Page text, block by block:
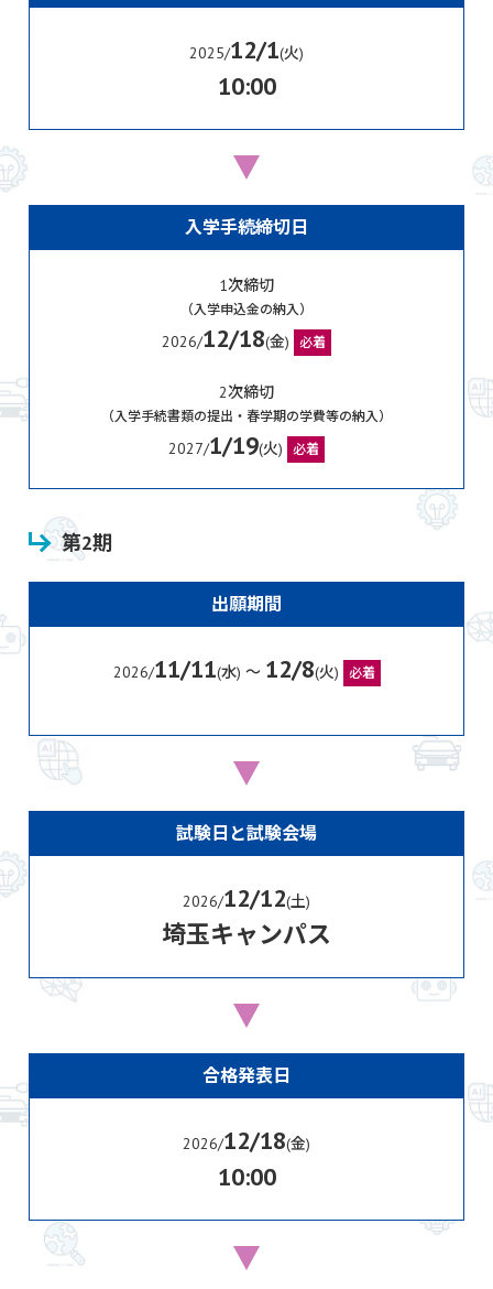
2025/12/1(火)
10:00
入学手続締切日
1次締切
（入学申込金の納入）
2026/12/18(金) 必着
2次締切
（入学手続書類の提出・春学期の学費等の納入）
2027/1/19(火) 必着
第2期
出願期間
2026/11/11(水) 〜 12/8(火) 必着
試験日と試験会場
2026/12/12(土)
埼玉キャンパス
合格発表日
2026/12/18(金)
10:00